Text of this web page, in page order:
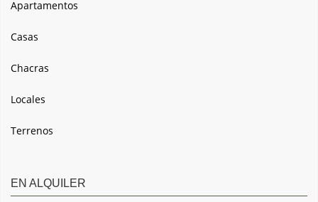
Apartamentos
Casas
Chacras
Locales
Terrenos
EN ALQUILER